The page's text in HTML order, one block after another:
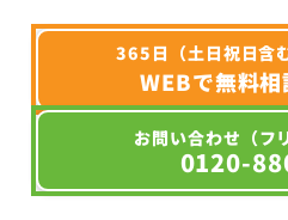
365日（土日祝日含
WEBで無料相
お問い合わせ（フ
0120-